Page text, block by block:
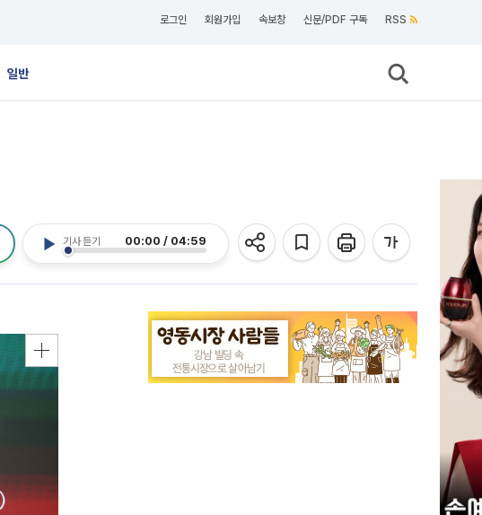
로그인 회원가입 속보창 신문/PDF 구독 RSS
일반
기사 듣기 00:00 / 04:59